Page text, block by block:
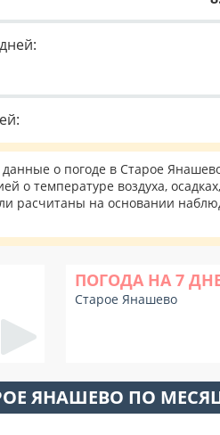
о погоде в Старое
о температуре воздуха,
расчитаны на основании
ПОГОДА НА 7
Старое Янашево
ЯНАШЕВО ПО